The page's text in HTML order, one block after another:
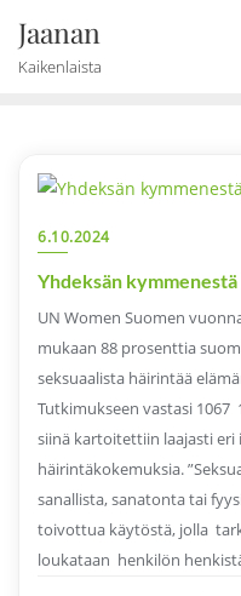
content
Jaanan
Kaikenlaista
6.10.2024
Yhdeksän kymmenestä
UN Women Suomen
mukaan 88 prosenttia
seksuaalista häirintää
Tutkimukseen vastasi 1067
siinä kartoitettiin laajasti eri
häirintäkokemuksia.
sanallista, sanatonta tai
toivottua käytöstä, jolla
loukataan henkilön